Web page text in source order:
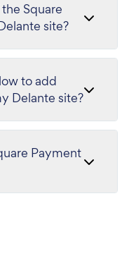
Square
site?
to add
Delante site?
Payment